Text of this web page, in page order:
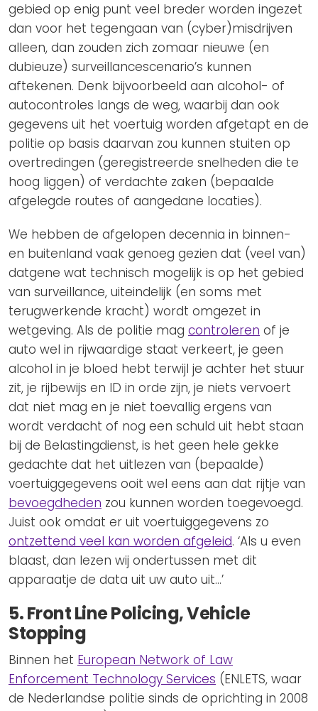
gebied op enig punt veel breder worden ingezet
dan voor het tegengaan van (cyber)misdrijven
alleen, dan zouden zich zomaar nieuwe (en
dubieuze) surveillancescenario’s kunnen
aftekenen. Denk bijvoorbeeld aan alcohol- of
autocontroles langs de weg, waarbij dan ook
gegevens uit het voertuig worden afgetapt en de
politie op basis daarvan zou kunnen stuiten op
overtredingen (geregistreerde snelheden die te
hoog liggen) of verdachte zaken (bepaalde
afgelegde routes of aangedane locaties).
We hebben de afgelopen decennia in binnen-
en buitenland vaak genoeg gezien dat (veel van)
datgene wat technisch mogelijk is op het gebied
van surveillance, uiteindelijk (en soms met
terugwerkende kracht) wordt omgezet in
wetgeving. Als de politie mag controleren of je
auto wel in rijwaardige staat verkeert, je geen
alcohol in je bloed hebt terwijl je achter het stuur
zit, je rijbewijs en ID in orde zijn, je niets vervoert
dat niet mag en je niet toevallig ergens van
wordt verdacht of nog een schuld uit hebt staan
bij de Belastingdienst, is het geen hele gekke
gedachte dat het uitlezen van (bepaalde)
voertuiggegevens ooit wel eens aan dat rijtje van
bevoegdheden zou kunnen worden toegevoegd.
Juist ook omdat er uit voertuiggegevens zo
ontzettend veel kan worden afgeleid. ‘Als u even
blaast, dan lezen wij ondertussen met dit
apparaatje de data uit uw auto uit…’
5. Front Line Policing, Vehicle
Stopping
Binnen het European Network of Law
Enforcement Technology Services (ENLETS, waar
de Nederlandse politie sinds de oprichting in 2008